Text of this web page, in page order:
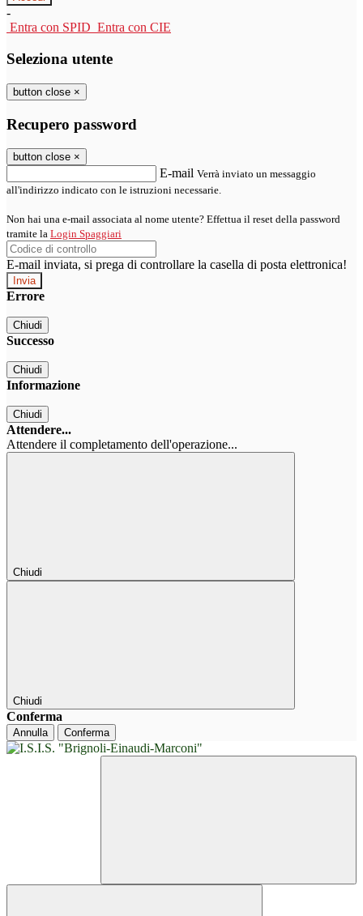
-
Entra con SPID Entra con CIE
Seleziona utente
button close ×
Recupero password
button close ×
E-mail Verrà inviato un messaggio
all'indirizzo indicato con le istruzioni necessarie.
Non hai una e-mail associata al nome utente? Effettua il reset della password
tramite la Login Spaggiari
E-mail inviata, si prega di controllare la casella di posta elettronica!
Errore
Chiudi
Successo
Chiudi
Informazione
Chiudi
Attendere...
Attendere il completamento dell'operazione...
Chiudi
Chiudi
Conferma
Annulla Conferma